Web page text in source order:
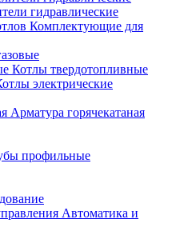
гидравлические
Комплектующие для
Котлы твердотопливные
электрические
Арматура горячекатаная
профильные
Автоматика и